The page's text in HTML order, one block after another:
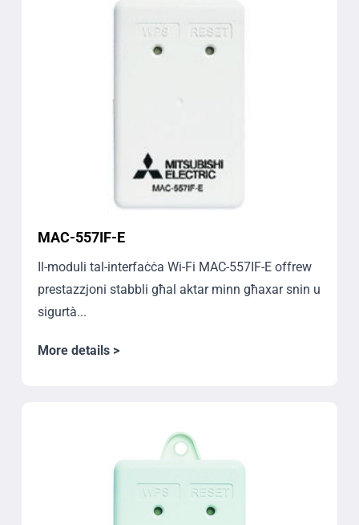
MAC-557IF-E
Il-moduli tal-interfaċċa Wi-Fi MAC-557IF-E offrew
prestazzjoni stabbli għal aktar minn għaxar snin u
sigurtà...
More details >